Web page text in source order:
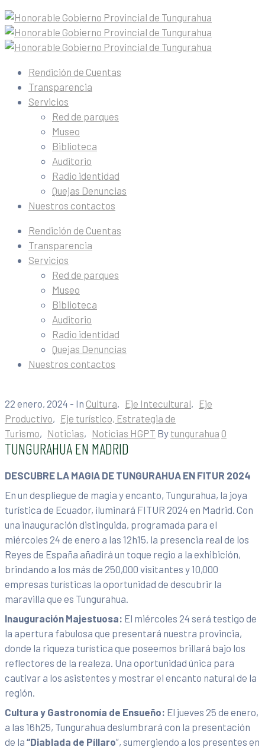
Rendición de Cuentas
Transparencia
Servicios
Red de parques
Museo
Biblioteca
Auditorio
Radio identidad
Quejas Denuncias
Nuestros contactos
Rendición de Cuentas
Transparencia
Servicios
Red de parques
Museo
Biblioteca
Auditorio
Radio identidad
Quejas Denuncias
Nuestros contactos
22 enero, 2024 - In Cultura‚ Eje Intecultural‚ Eje
Productivo‚ Eje turístico, Estrategia de
Turismo‚ Noticias‚ Noticias HGPT By tungurahua 0
TUNGURAHUA EN MADRID
DESCUBRE LA MAGIA DE TUNGURAHUA EN FITUR 2024
En un despliegue de magia y encanto, Tungurahua, la joya
turística de Ecuador, iluminará FITUR 2024 en Madrid. Con
una inauguración distinguida, programada para el
miércoles 24 de enero a las 12h15, la presencia real de los
Reyes de España añadirá un toque regio a la exhibición,
brindando a los más de 250,000 visitantes y 10,000
empresas turísticas la oportunidad de descubrir la
maravilla que es Tungurahua.
Inauguración Majestuosa: El miércoles 24 será testigo de
la apertura fabulosa que presentará nuestra provincia,
donde la riqueza turística que poseemos brillará bajo los
reflectores de la realeza. Una oportunidad única para
cautivar a los asistentes y mostrar el encanto natural de la
región.
Cultura y Gastronomía de Ensueño: El jueves 25 de enero,
a las 16h25, Tungurahua deslumbrará con la presentación
de la “Diablada de Píllaro”, sumergiendo a los presentes en